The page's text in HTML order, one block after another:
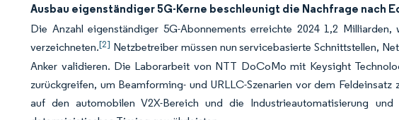
Ausbau eigenständiger 5G-Kerne beschleunigt die Nachfrage nach
Die Anzahl eigenständiger 5G-Abonnements erreichte 2024 1,2
verzeichneten.[2] Netzbetreiber müssen nun servicebasierte Schnittstellen,
Anker validieren. Die Laborarbeit von NTT DoCoMo mit Keysight
zurückgreifen, um Beamforming- und URLLC-Szenarien vor dem
auf den automobilen V2X-Bereich und die Industrieautomatisierung